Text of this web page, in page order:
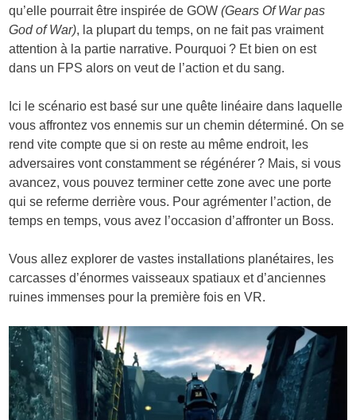
qu’elle pourrait être inspirée de GOW(Gears Of War pas
God of War), la plupart du temps, on ne fait pas vraiment
attention à la partie narrative. Pourquoi ? Et bien on est
dans un FPS alors on veut de l’action et du sang.
Ici le scénario est basé sur une quête linéaire dans laquelle
vous affrontez vos ennemis sur un chemin déterminé. On se
rend vite compte que si on reste au même endroit, les
adversaires vont constamment se régénérer ? Mais, si vous
avancez, vous pouvez terminer cette zone avec une porte
qui se referme derrière vous. Pour agrémenter l’action, de
temps en temps, vous avez l’occasion d’affronter un Boss.
Vous allez explorer de vastes installations planétaires, les
carcasses d’énormes vaisseaux spatiaux et d’anciennes
ruines immenses pour la première fois en VR.